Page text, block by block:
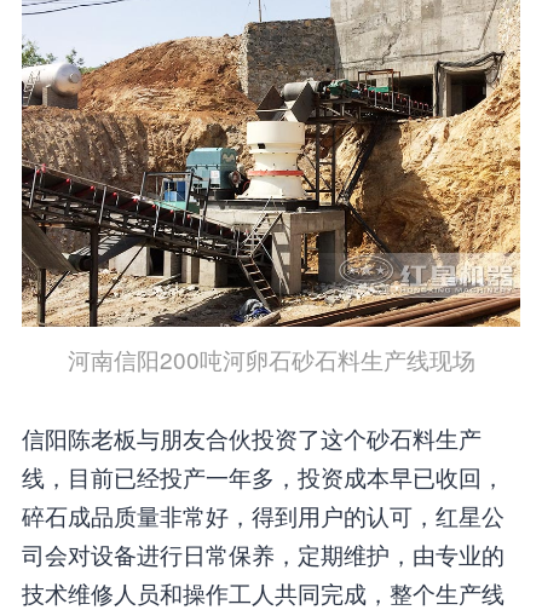
河南信阳200吨河卵石砂石料生产线现场
信阳陈老板与朋友合伙投资了这个砂石料生产
线，目前已经投产一年多，投资成本早已收回，
碎石成品质量非常好，得到用户的认可，红星公
司会对设备进行日常保养，定期维护，由专业的
技术维修人员和操作工人共同完成，整个生产线